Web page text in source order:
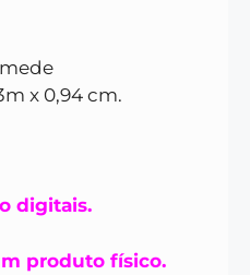
x 0,94 cm.
digitais.
produto físico.